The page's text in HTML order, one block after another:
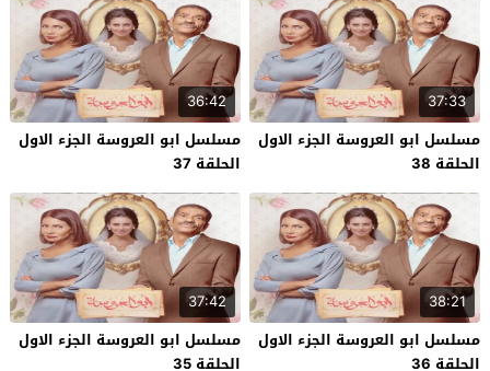
37:33
مسلسل ابو العروسة الجزء الاول
الحلقة 38
36:42
مسلسل ابو العروسة الجزء الاول
الحلقة 37
38:21
مسلسل ابو العروسة الجزء الاول
الحلقة 36
37:42
مسلسل ابو العروسة الجزء الاول
الحلقة 35